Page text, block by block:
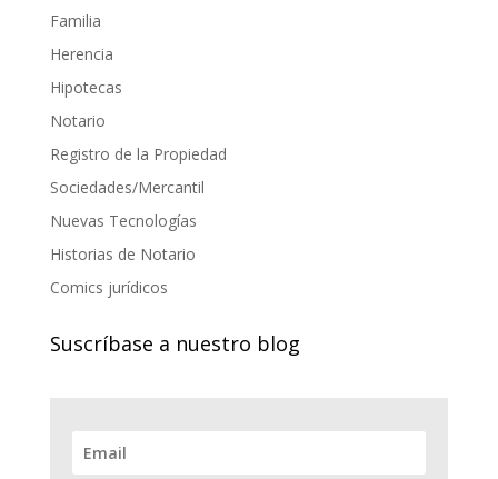
Familia
Herencia
Hipotecas
Notario
Registro de la Propiedad
Sociedades/Mercantil
Nuevas Tecnologías
Historias de Notario
Comics jurídicos
Suscríbase a nuestro blog